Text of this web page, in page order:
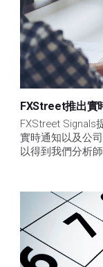
FXStreet推出實
FXStreet Signals
實時通知以及公
以得到我們分析